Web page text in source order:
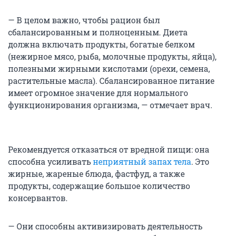
— В целом важно, чтобы рацион был
сбалансированным и полноценным. Диета
должна включать продукты, богатые белком
(нежирное мясо, рыба, молочные продукты, яйца),
полезными жирными кислотами (орехи, семена,
растительные масла). Сбалансированное питание
имеет огромное значение для нормального
функционирования организма, — отмечает врач.
Рекомендуется отказаться от вредной пищи: она
способна усиливатьнеприятный запах тела. Это
жирные, жареные блюда, фастфуд, а также
продукты, содержащие большое количество
консервантов.
— Они способны активизировать деятельность